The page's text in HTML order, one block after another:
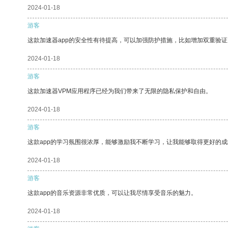
2024-01-18
游客
这款加速器app的安全性有待提高，可以加强防护措施，比如增加双重验
2024-01-18
游客
这款加速器VPM应用程序已经为我们带来了无限的隐私保护和自由。
2024-01-18
游客
这款app的学习氛围很浓厚，能够激励我不断学习，让我能够取得更好的
2024-01-18
游客
这款app的音乐资源非常优质，可以让我尽情享受音乐的魅力。
2024-01-18